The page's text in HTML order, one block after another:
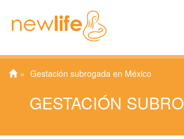
Gestación subrogada en México
GESTACIÓN